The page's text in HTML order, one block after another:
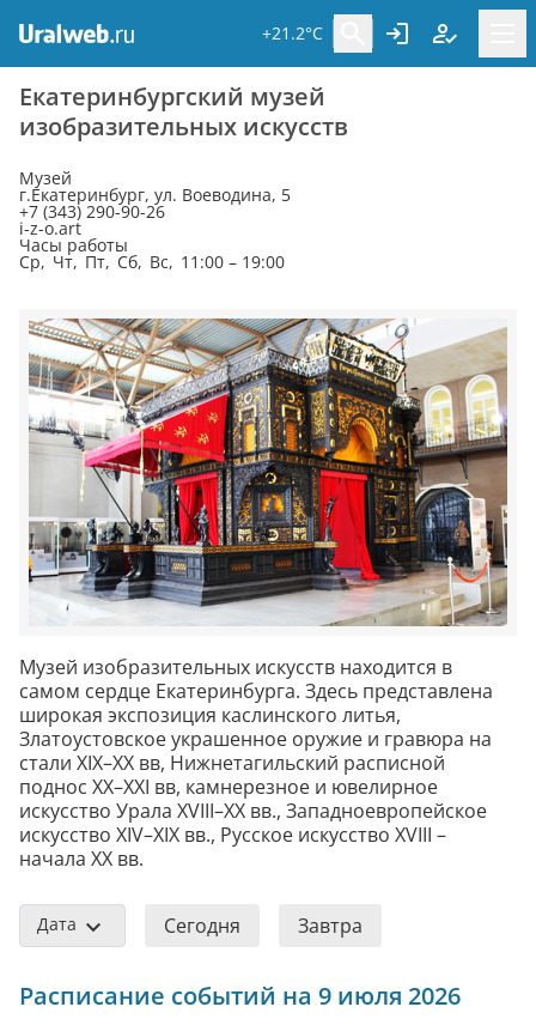
+21.2°C
Екатеринбургский музей
изобразительных искусств
Музей
г.Екатеринбург, ул. Воеводина, 5
+7 (343) 290-90-26
i-z-o.art
Часы работы
Ср, Чт, Пт, Сб, Вс, 11:00 – 19:00
Музей изобразительных искусств находится в
самом сердце Екатеринбурга. Здесь представлена
широкая экспозиция каслинского литья,
Златоустовское украшенное оружие и гравюра на
стали XIX–XX вв, Нижнетагильский расписной
поднос XX–XXI вв, камнерезное и ювелирное
искусство Урала XVIII–XX вв., Западноевропейское
искусство XIV–XIX вв., Русское искусство XVIII –
начала XX вв.
Дата Сегодня Завтра
Расписание событий на 9 июля 2026